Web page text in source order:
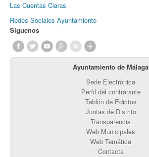
Las Cuentas Claras
Redes Sociales Ayuntamiento
Síguenos
Ayuntamiento de Málaga
Sede Electrónica
Perfil del contratante
Tablón de Edictos
Juntas de Distrito
Transparencia
Web Municipales
Web Temática
Contacta